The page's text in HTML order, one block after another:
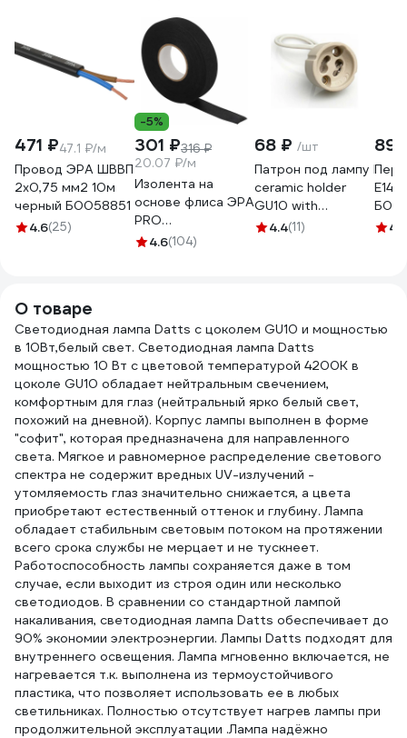
471 ₽47.1 ₽/м
Провод ЭРА ШВВП
2x0,75 мм2 10м
черный Б0058851
4.6(25)
-5%
301 ₽316 ₽
20.07 ₽/м
Изолента на
основе флиса ЭРА
PRO
PROFLEEC1915 19
4.6(104)
68 ₽ /шт
Патрон под лампу
ceramic holder
GU10 with
a024040
4.4(11)
89
E14-
4.9
О товаре
Светодиодная лампа Datts с цоколем GU10 и мощностью
в 10Вт,белый свет. Светодиодная лампа Datts
мощностью 10 Вт с цветовой температурой 4200K в
цоколе GU10 обладает нейтральным свечением,
комфортным для глаз (нейтральный ярко белый свет,
похожий на дневной). Корпус лампы выполнен в форме
"софит", которая предназначена для направленного
света. Мягкое и равномерное распределение светового
спектра не содержит вредных UV-излучений -
утомляемость глаз значительно снижается, а цвета
приобретают естественный оттенок и глубину. Лампа
обладает стабильным световым потоком на протяжении
всего срока службы не мерцает и не тускнеет.
Работоспособность лампы сохраняется даже в том
случае, если выходит из строя один или несколько
светодиодов. В сравнении со стандартной лампой
накаливания, светодиодная лампа Datts обеспечивает до
90% экономии электроэнергии. Лампы Datts подходят для
внутреннего освещения. Лампа мгновенно включается, не
нагревается т.к. выполнена из термоустойчивого
пластика, что позволяет использовать ее в любых
светильниках. Полностью отсутствует нагрев лампы при
продолжительной эксплуатации .Лампа надёжно